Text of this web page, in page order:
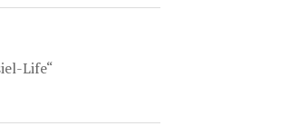
Life“